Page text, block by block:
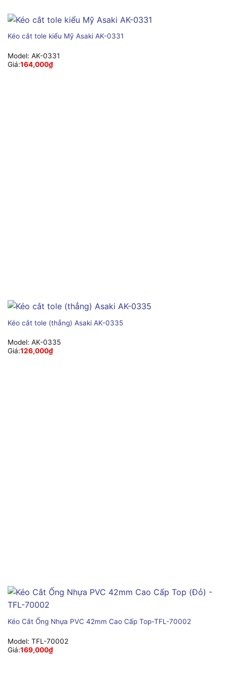
Kéo cắt tole kiểu Mỹ Asaki AK-0331
Model: AK-0331
Giá:164,000₫
Kéo cắt tole (thẳng) Asaki AK-0335
Model: AK-0335
Giá:126,000₫
Kéo Cắt Ống Nhựa PVC 42mm Cao Cấp Top-TFL-70002
Model: TFL-70002
Giá:169,000₫